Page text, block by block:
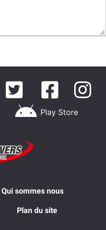
Play Store
Qui sommes nous
Plan du site